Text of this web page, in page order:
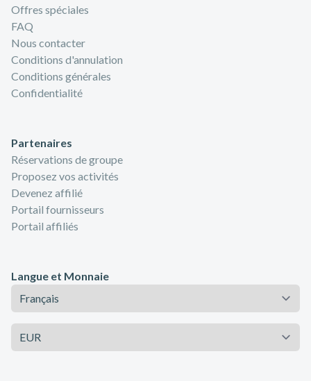
Offres spéciales
FAQ
Nous contacter
Conditions d'annulation
Conditions générales
Confidentialité
Partenaires
Réservations de groupe
Proposez vos activités
Devenez affilié
Portail fournisseurs
Portail affiliés
Langue et Monnaie